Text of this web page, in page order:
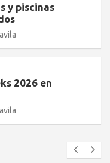
y piscinas
2026 en